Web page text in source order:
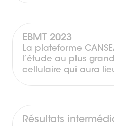
EBMT 2023
La plateforme
l’étude au plus
cellulaire qui aura
Résultats